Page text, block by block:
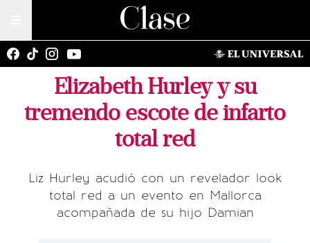
Elizabeth Hurley y su
tremendo escote de infarto
total red
Liz Hurley acudió con un revelador look
total red a un evento en Mallorca
acompañada de su hijo Damian